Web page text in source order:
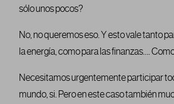
sólo unos pocos?
No, no queremos eso. Y esto vale tanto
la energía, como para las finanzas….
Necesitamos urgentemente participar
mundo, si. Pero en este caso también